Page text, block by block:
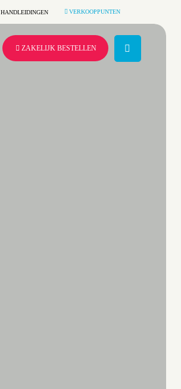
HANDLEIDINGEN VERKOOPPUNTEN
ZAKELIJK BESTELLEN